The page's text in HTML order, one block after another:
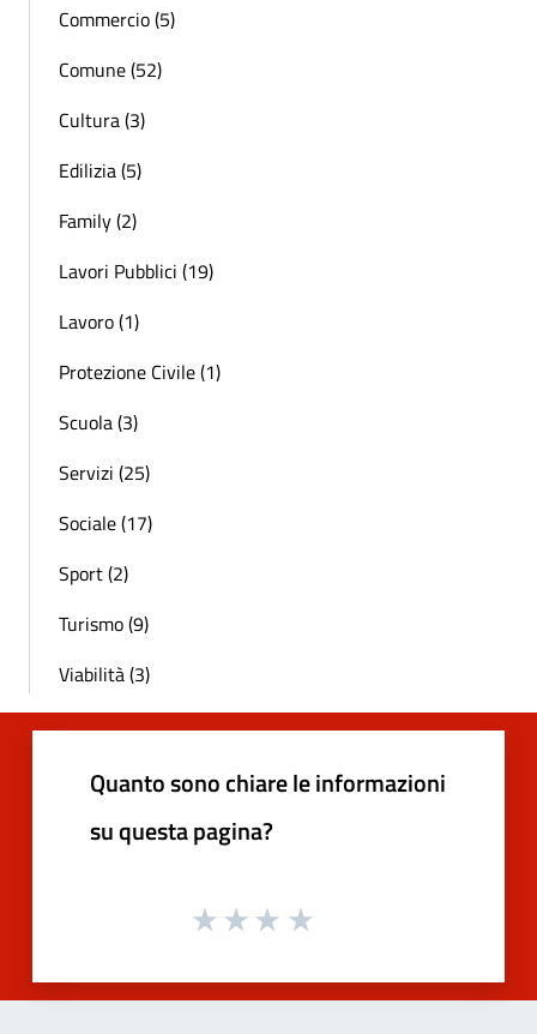
Commercio (5)
Comune (52)
Cultura (3)
Edilizia (5)
Family (2)
Lavori Pubblici (19)
Lavoro (1)
Protezione Civile (1)
Scuola (3)
Servizi (25)
Sociale (17)
Sport (2)
Turismo (9)
Viabilità (3)
Quanto sono chiare le informazioni
su questa pagina?